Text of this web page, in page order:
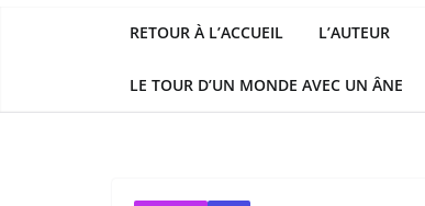
RETOUR À L’ACCUEIL L’AUTEUR
LE TOUR D’UN MONDE AVEC UN ÂNE